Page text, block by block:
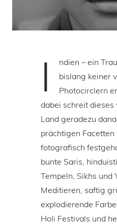
I
ndien – ein
bislang keiner
Photocirclern
dabei schreit
Land geradezu
prächtigen Facetten
fotografisch
bunte Saris,
Tempeln, Sikhs und
Meditieren, saftig
explodierende
Holi Festivals und